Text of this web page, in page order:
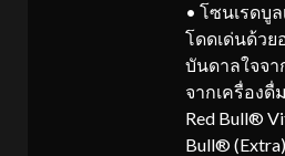
• โซนเรดบู
โดดเด่นด้ว
บันดาลใจจ
จากเครื่องดื่
Red Bull®
Bull®